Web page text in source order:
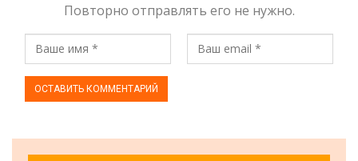
Повторно отправлять его не нужно.